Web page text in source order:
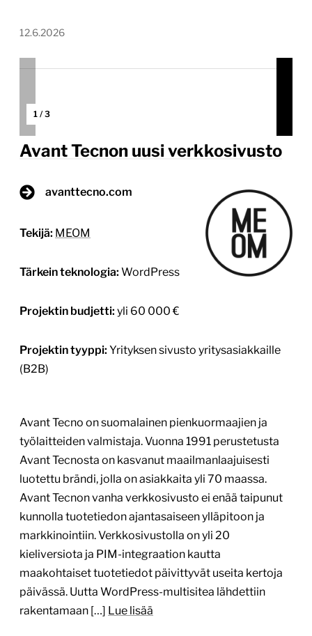
12.6.2026
1 / 3
Avant Tecnon uusi verkkosivusto
avanttecno.com
Tekijä: MEOM
Tärkein teknologia: WordPress
Projektin budjetti: yli 60 000 €
Projektin tyyppi: Yrityksen sivusto yritysasiakkaille
(B2B)
Avant Tecno on suomalainen pienkuormaajien ja
työlaitteiden valmistaja. Vuonna 1991 perustetusta
Avant Tecnosta on kasvanut maailmanlaajuisesti
luotettu brändi, jolla on asiakkaita yli 70 maassa.
Avant Tecnon vanha verkkosivusto ei enää taipunut
kunnolla tuotetiedon ajantasaiseen ylläpitoon ja
markkinointiin. Verkkosivustolla on yli 20
kieliversiota ja PIM-integraation kautta
maakohtaiset tuotetiedot päivittyvät useita kertoja
päivässä. Uutta WordPress-multisitea lähdettiin
rakentamaan […] Lue lisää